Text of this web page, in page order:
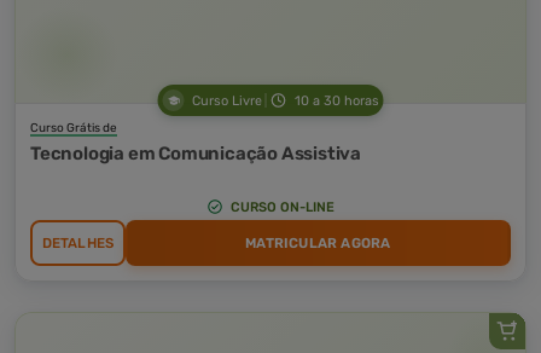
Curso Livre 10 a 30 horas
Curso Grátis de
Tecnologia em Comunicação Assistiva
CURSO ON-LINE
DETALHES MATRICULAR AGORA